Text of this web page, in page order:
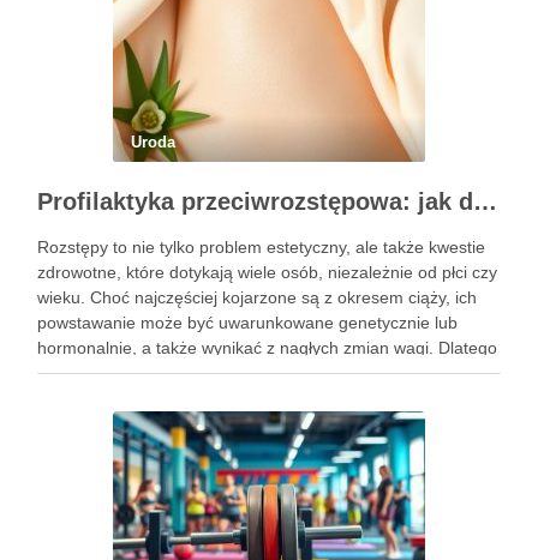
Uroda
Profilaktyka przeciwrozstępowa: jak dbać o skórę skutecznie?
Rozstępy to nie tylko problem estetyczny, ale także kwestie
zdrowotne, które dotykają wiele osób, niezależnie od płci czy
wieku. Choć najczęściej kojarzone są z okresem ciąży, ich
powstawanie może być uwarunkowane genetycznie lub
hormonalnie, a także wynikać z nagłych zmian wagi. Dlatego
kluczowe jest, aby już od najmłodszych lat zadbać …